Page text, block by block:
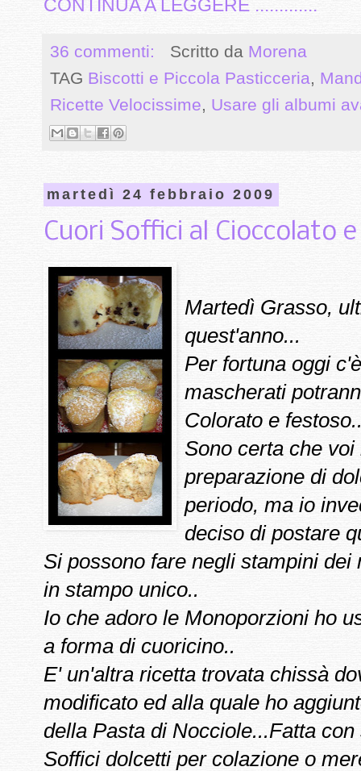
CONTINUA A LEGGERE .............
36 commenti: Scritto da Morena
TAG Biscotti e Piccola Pasticceria,
Ricette Velocissime, Usare gli albumi
martedì 24 febbraio 2009
Cuori Soffici al Cioccolato
Martedì Grasso,
quest'anno...
Per fortuna oggi
mascherati
Colorato e
Sono certa che
preparazione di
periodo, ma io
deciso di postare
Si possono fare negli stampini
in stampo unico..
Io che adoro le Monoporzioni ho
a forma di cuoricino..
E' un'altra ricetta trovata chissà
modificato ed alla quale ho
della Pasta di Nocciole...Fatta
Soffici dolcetti per colazione o